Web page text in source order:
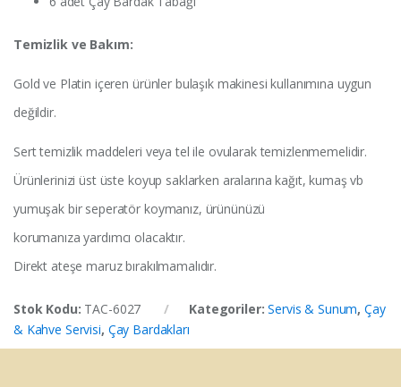
Temizlik ve Bakım:
Gold ve Platin içeren ürünler bulaşık makinesi kullanımına uygun
değildir.
Sert temizlik maddeleri veya tel ile ovularak temizlenmemelidir.
Ürünlerinizi üst üste koyup saklarken aralarına kağıt, kumaş vb
yumuşak bir seperatör koymanız, ürününüzü
korumanıza yardımcı olacaktır.
Direkt ateşe maruz bırakılmamalıdır.
Stok Kodu: TAC-6027 Kategoriler:Servis & Sunum,Çay
& Kahve Servisi, Çay Bardakları